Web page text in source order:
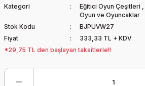
Kategori Eğitici Oyun Çeşitleri ,
Oyun ve Oyuncaklar
Stok Kodu
BJPUVW27
Fiyat
333,33 TL + KDV
*29,75 TL den başlayan taksitlerle!!